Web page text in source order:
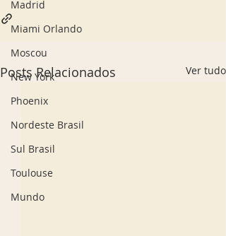
Madrid
Miami Orlando
Moscou
New York
Phoenix
Nordeste Brasil
Sul Brasil
Toulouse
Mundo
Posts Relacionados Ver tudo